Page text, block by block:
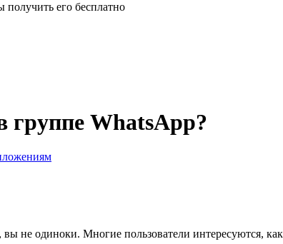
его бесплатно
группе WhatsApp?
не одиноки. Многие пользователи интересуются,